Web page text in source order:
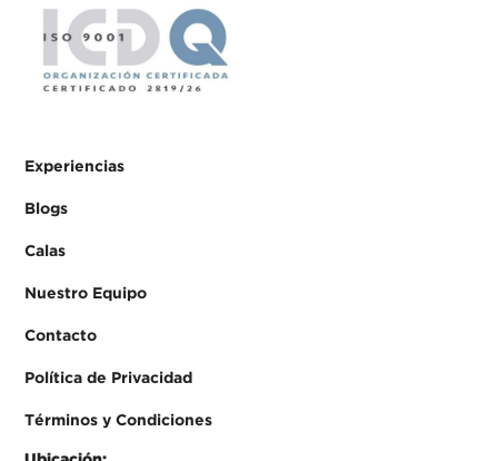
Experiencias
Blogs
Calas
Nuestro Equipo
Contacto
Política de Privacidad
Términos y Condiciones